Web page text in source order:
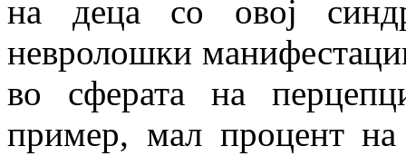
на деца со овој
невролошки
во сферата на
пример, мал процент